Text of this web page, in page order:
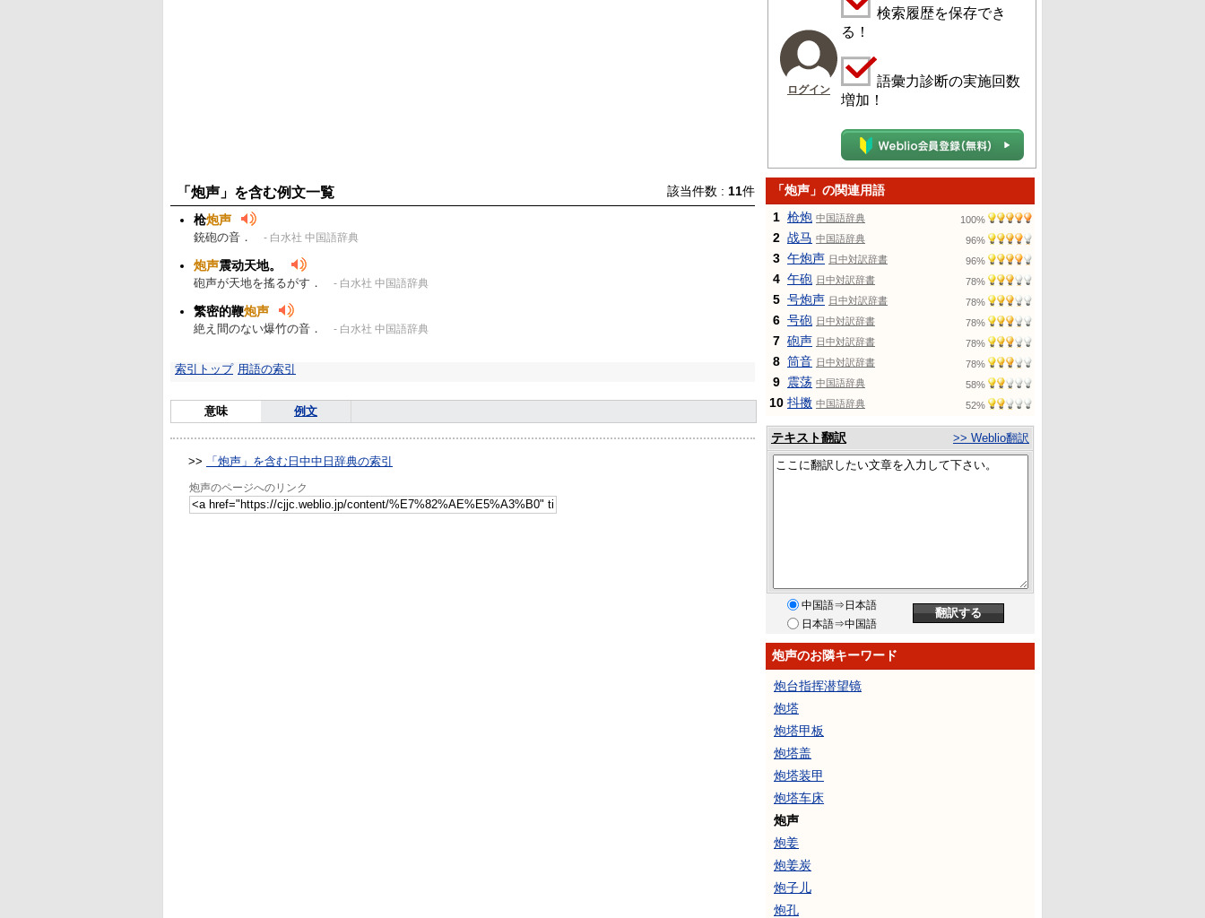
「炮声」を含む例文一覧 該当件数 : 11件
枪炮声
銃砲の音． - 白水社 中国語辞典
炮声震动天地。
砲声が天地を搖るがす． - 白水社 中国語辞典
繁密的鞭炮声
絶え間のない爆竹の音． - 白水社 中国語辞典
索引トップ 用語の索引
意味 例文
>> 「炮声」を含む日中中日辞典の索引
炮声のページへのリンク
ログイン
検索履歴を保存でき
る！
語彙力診断の実施回数
増加！
「炮声」の関連用語
1 枪炮 中国語辞典 100%
2 战马 中国語辞典 96%
3 午炮声 日中対訳辞書 96%
4 午砲 日中対訳辞書 78%
5 号炮声 日中対訳辞書 78%
6 号砲 日中対訳辞書 78%
7 砲声 日中対訳辞書 78%
8 筒音 日中対訳辞書 78%
9 震荡 中国語辞典 58%
10 抖擞 中国語辞典 52%
テキスト翻訳 >> Weblio翻訳
中国語⇒日本語
日本語⇒中国語
炮声のお隣キーワード
炮台指挥潜望镜
炮塔
炮塔甲板
炮塔盖
炮塔装甲
炮塔车床
炮声
炮姜
炮姜炭
炮子儿
炮孔